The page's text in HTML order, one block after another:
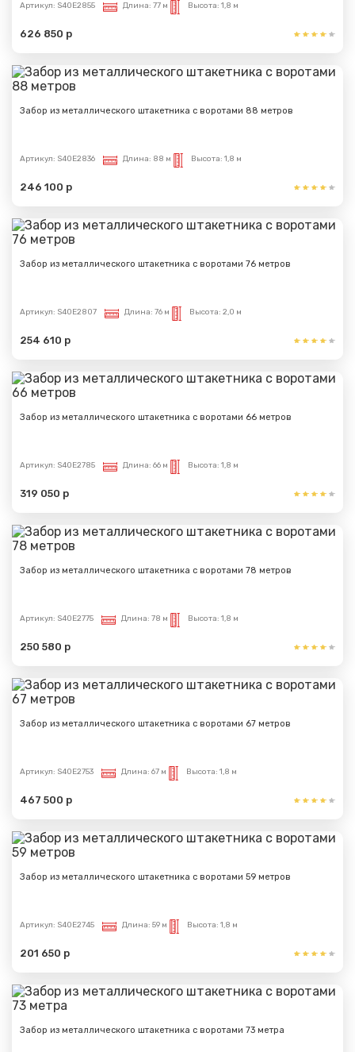
Артикул: S40E2855 Длина: 77 м Высота: 1,8 м
626 850 р
Забор из металлического штакетника с воротами 88 метров
Артикул: S40E2836 Длина: 88 м Высота: 1,8 м
246 100 р
Забор из металлического штакетника с воротами 76 метров
Артикул: S40E2807 Длина: 76 м Высота: 2,0 м
254 610 р
Забор из металлического штакетника с воротами 66 метров
Артикул: S40E2785 Длина: 66 м Высота: 1,8 м
319 050 р
Забор из металлического штакетника с воротами 78 метров
Артикул: S40E2775 Длина: 78 м Высота: 1,8 м
250 580 р
Забор из металлического штакетника с воротами 67 метров
Артикул: S40E2753 Длина: 67 м Высота: 1,8 м
467 500 р
Забор из металлического штакетника с воротами 59 метров
Артикул: S40E2745 Длина: 59 м Высота: 1,8 м
201 650 р
Забор из металлического штакетника с воротами 73 метра
Сообщение успешно
Вами.